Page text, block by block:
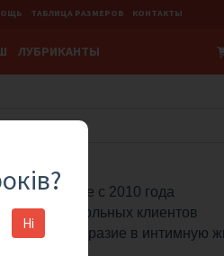
Ні
ТАБЛИЦА РАЗМЕРОВ КОНТАКТЫ
ЛУБРИКАНТЫ
На рынке с 2010 года
182035 довольных клиентов
разнообразие в интимную